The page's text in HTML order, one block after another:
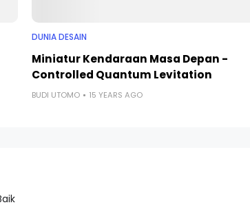
DUNIA DESAIN
Miniatur Kendaraan Masa Depan -
Controlled Quantum Levitation
BUDI UTOMO 15 YEARS AGO